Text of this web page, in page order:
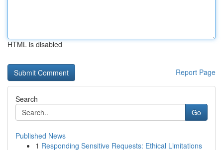
HTML is disabled
Report Page
Search
Go
Published News
1 Responding Sensitive Requests: Ethical Limitations